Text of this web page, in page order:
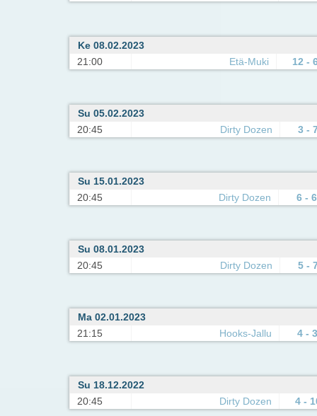
Ke 08.02.2023
21:00
Etä-Muki 12 -
Su 05.02.2023
20:45
Dirty Dozen 3 -
Su 15.01.2023
20:45
Dirty Dozen 6 - 6
Su 08.01.2023
20:45
Dirty Dozen 5 -
Ma 02.01.2023
21:15
Hooks-Jallu 4 - 3
Su 18.12.2022
20:45
Dirty Dozen 4 -